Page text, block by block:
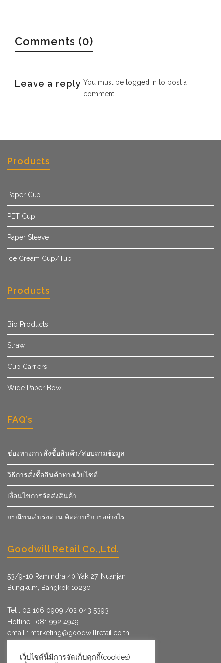
Comments (0)
Leave a reply You must be logged in to post a
comment.
Products
Paper Cup
PET Cup
Paper Sleeve
Ice Cream Cup/Tub
Products
Bio Products
Straw
Cup Carriers
Wide Paper Bowl
FAQ’s
ช่องทางการสั่งซื้อสินค้า/สอบถามข้อมูล
วิธีการสั่งซื้อสินค้าทางเว็บไซต์
เงื่อนไขการจัดส่งสินค้า
กรณีขนส่งเร่งด่วน คิดค่าบริการอย่างไร
Goodwill Retail Co.,Ltd.
53/9­-10 Ramindra 40 Yak 27, Nuanjan
Bungkum, Bangkok 10230
Tel : 02 106 0909 /02 043 5393
Hotline : 081 992 4949
email : marketing@goodwillretail.co.th
FB : gwretail
เว็บไซต์นี้มีการจัดเก็บคุกกี้(cookies)